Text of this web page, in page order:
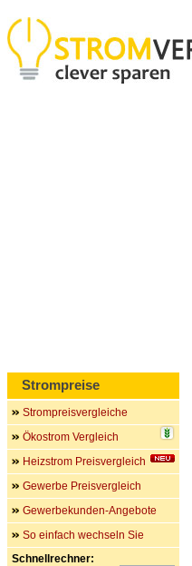
Strompreise
Strompreisvergleiche
Ökostrom Vergleich
Heizstrom Preisvergleich
Gewerbe Preisvergleich
Gewerbekunden-Angebote
So einfach wechseln Sie
Schnellrechner: